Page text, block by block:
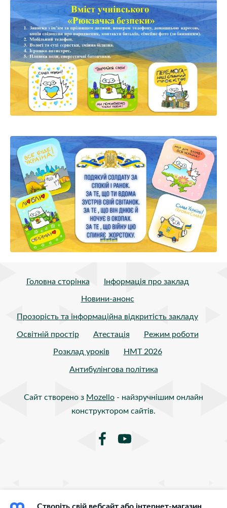
Головна сторінка
Інформація про заклад
Новини-анонс
Прозорість та інформаційна відкритість закладу
Освітній простір
Атестація
Режим роботи
Розклад уроків
НМТ 2026
Антибулінгова політика
Сайт створено з Mozello - найзручнішим онлайн
конструктором сайтів.